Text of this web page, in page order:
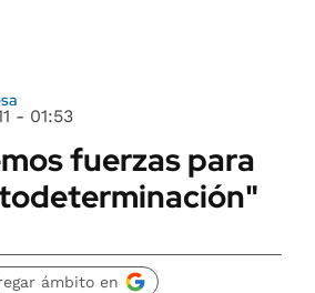
- 01:53
fuerzas para
ámbito en